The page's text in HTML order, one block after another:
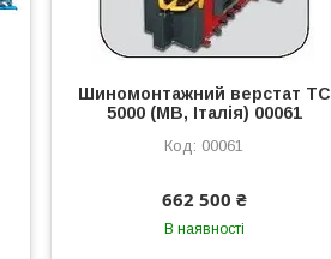
Шиномонтажний верстат TC
5000 (MB, Італія) 00061
00061
662 500 ₴
В наявності